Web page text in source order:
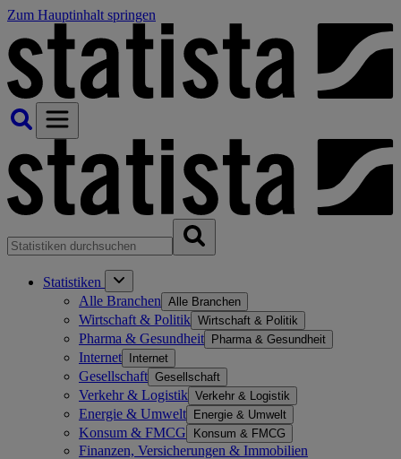
Zum Hauptinhalt springen
Statistiken
Alle Branchen Alle Branchen
Wirtschaft & Politik Wirtschaft & Politik
Pharma & Gesundheit Pharma & Gesundheit
Internet Internet
Gesellschaft Gesellschaft
Verkehr & Logistik Verkehr & Logistik
Energie & Umwelt Energie & Umwelt
Konsum & FMCG Konsum & FMCG
Finanzen, Versicherungen & Immobilien